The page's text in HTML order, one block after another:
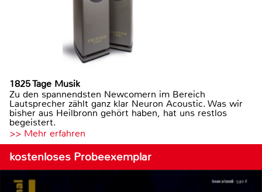
1825 Tage Musik
Zu den spannendsten Newcomern im Bereich
Lautsprecher zählt ganz klar Neuron Acoustic. Was wir
bisher aus Heilbronn gehört haben, hat uns restlos
begeistert.
>> Mehr erfahren
kostenloses Probeexemplar